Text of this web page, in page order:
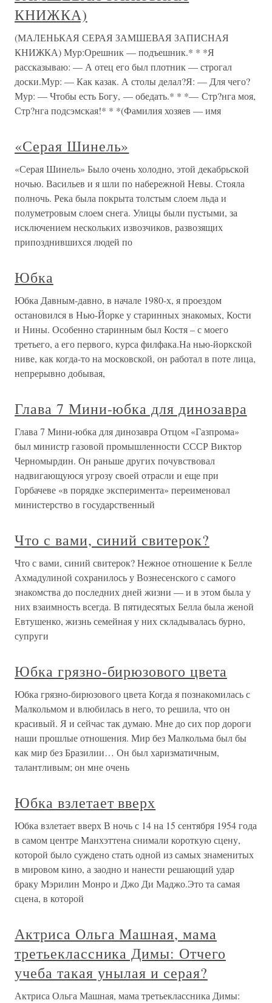
КНИЖКА)
(МАЛЕНЬКАЯ СЕРАЯ ЗАМШЕВАЯ ЗАПИСНАЯ
КНИЖКА) Мур:Орешник — подъешник.* * *Я
рассказываю: — А отец его был плотник — строгал
доски.Мур: — Как казак. А столы делал?Я: — Для чего?
Мур: — Чтобы есть Богу, — обедать.* * *— Стр?нга моя,
Стр?нга подсэмская!* * *(Фамилия хозяев — имя
«Серая Шинель»
«Серая Шинель» Было очень холодно, этой декабрьской
ночью. Васильев и я шли по набережной Невы. Стояла
полночь. Река была покрыта толстым слоем льда и
полуметровым слоем снега. Улицы были пустыми, за
исключением нескольких извозчиков, развозящих
припозднившихся людей по
Юбка
Юбка Давным-давно, в начале 1980-х, я проездом
остановился в Нью-Йорке у старинных знакомых, Кости
и Нины. Особенно старинным был Костя – с моего
третьего, а его первого, курса филфака.На нью-йоркской
ниве, как когда-то на московской, он работал в поте лица,
непрерывно добывая,
Глава 7 Мини-юбка для динозавра
Глава 7 Мини-юбка для динозавра Отцом «Газпрома»
был министр газовой промышленности СССР Виктор
Черномырдин. Он раньше других почувствовал
надвигающуюся угрозу своей отрасли и еще при
Горбачеве «в порядке эксперимента» переименовал
министерство в государственный
Что с вами, синий свитерок?
Что с вами, синий свитерок? Нежное отношение к Белле
Ахмадулиной сохранилось у Вознесенского с самого
знакомства до последних дней жизни — и в этом была у
них взаимность всегда. В пятидесятых Белла была женой
Евтушенко, жизнь семейная у них складывалась бурно,
супруги
Юбка грязно-бирюзового цвета
Юбка грязно-бирюзового цвета Когда я познакомилась с
Малкольмом и влюбилась в него, то решила, что он
красивый. Я и сейчас так думаю. Мне до сих пор дороги
наши прошлые отношения. Мир без Малкольма был бы
как мир без Бразилии… Он был харизматичным,
талантливым; он мне очень
Юбка взлетает вверх
Юбка взлетает вверх В ночь с 14 на 15 сентября 1954 года
в самом центре Манхэттена снимали короткую сцену,
которой было суждено стать одной из самых знаменитых
в мировом кино, а заодно и нанести решающий удар
браку Мэрилин Монро и Джо Ди Маджо.Это та самая
сцена, в которой
Актриса Ольга Машная, мама
третьеклассника Димы: Отчего
учеба такая унылая и серая?
Актриса Ольга Машная, мама третьеклассника Димы: